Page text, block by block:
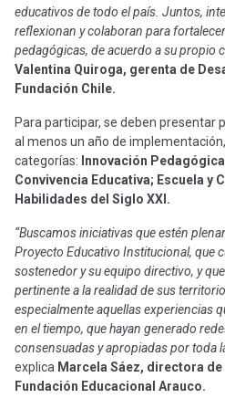
educativos de todo el país. Juntos,
reflexionan y colaboran para
pedagógicas, de acuerdo a su propio
Valentina Quiroga, gerenta de
Fundación Chile.
Para participar, se deben presentar
al menos un año de
categorías: Innovación
Convivencia Educativa; Escuela y
Habilidades del Siglo XXI.
“Buscamos iniciativas que estén
Proyecto Educativo Institucional, que
sostenedor y su equipo directivo, y
pertinente a la realidad de sus
especialmente aquellas experiencias
en el tiempo, que hayan generado
consensuadas y apropiadas por toda
explica Marcela Sáez, directora
Fundación Educacional Arauco.